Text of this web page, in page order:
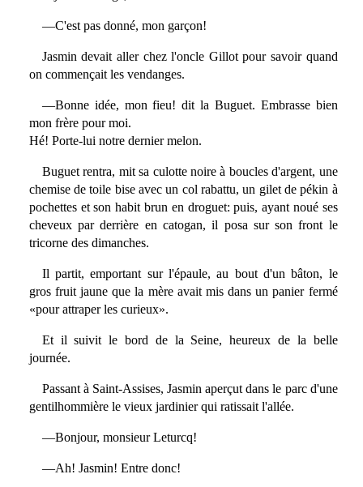
—C'est pas donné, mon garçon!
Jasmin devait aller chez l'oncle Gillot pour savoir quand
on commençait les vendanges.
—Bonne idée, mon fieu! dit la Buguet. Embrasse bien
mon frère pour moi.
Hé! Porte-lui notre dernier melon.
Buguet rentra, mit sa culotte noire à boucles d'argent, une
chemise de toile bise avec un col rabattu, un gilet de pékin à
pochettes et son habit brun en droguet: puis, ayant noué ses
cheveux par derrière en catogan, il posa sur son front le
tricorne des dimanches.
Il partit, emportant sur l'épaule, au bout d'un bâton, le
gros fruit jaune que la mère avait mis dans un panier fermé
«pour attraper les curieux».
Et il suivit le bord de la Seine, heureux de la belle
journée.
Passant à Saint-Assises, Jasmin aperçut dans le parc d'une
gentilhommière le vieux jardinier qui ratissait l'allée.
—Bonjour, monsieur Leturcq!
—Ah! Jasmin! Entre donc!